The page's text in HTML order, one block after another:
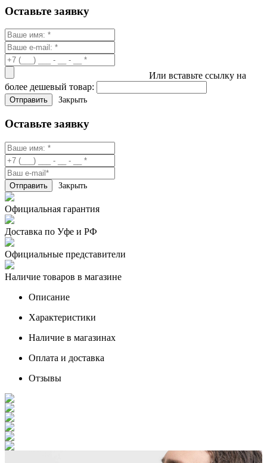
Оставьте заявку
Или вставьте ссылку на
более дешевый товар:
Закрыть
Оставьте заявку
Закрыть
Официальная гарантия
Доставка по Уфе и РФ
Официальные представители
Наличие товаров в магазине
Описание
Характеристики
Наличие в магазинах
Оплата и доставка
Отзывы